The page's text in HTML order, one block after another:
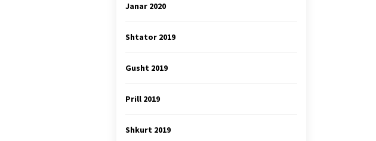
Janar 2020
Shtator 2019
Gusht 2019
Prill 2019
Shkurt 2019